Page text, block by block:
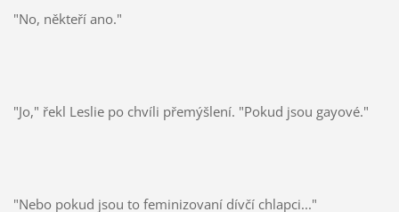
"No, někteří ano."
"Jo," řekl Leslie po chvíli přemýšlení. "Pokud jsou gayové."
"Nebo pokud jsou to feminizovaní dívčí chlapci..."